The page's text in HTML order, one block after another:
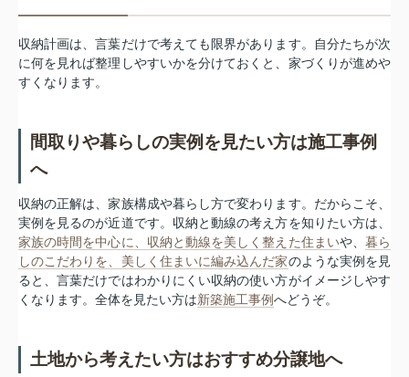
収納計画は、言葉だけで考えても限界があります。自分たちが次
に何を見れば整理しやすいかを分けておくと、家づくりが進めや
すくなります。
間取りや暮らしの実例を見たい方は施工事例
へ
収納の正解は、家族構成や暮らし方で変わります。だからこそ、
実例を見るのが近道です。収納と動線の考え方を知りたい方は、
家族の時間を中心に、収納と動線を美しく整えた住まいや、 暮ら
しのこだわりを、美しく住まいに編み込んだ家のような実例を見
ると、言葉だけではわかりにくい収納の使い方がイメージしやす
くなります。全体を見たい方は新築施工事例へどうぞ。
土地から考えたい方はおすすめ分譲地へ